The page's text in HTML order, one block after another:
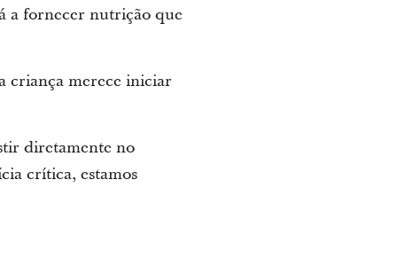
a fornecer nutrição que
criança merece iniciar
diretamente no
crítica, estamos